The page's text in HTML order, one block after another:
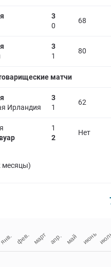
3
0
68
3
1
80
матчи
Ирландия
3
1
62
1
2
Нет
месяцы)